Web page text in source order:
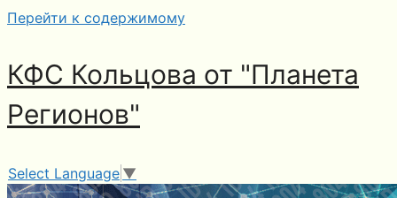
Перейти к содержимому
КФС Кольцова от "Планета
Регионов"
Select Language ▼